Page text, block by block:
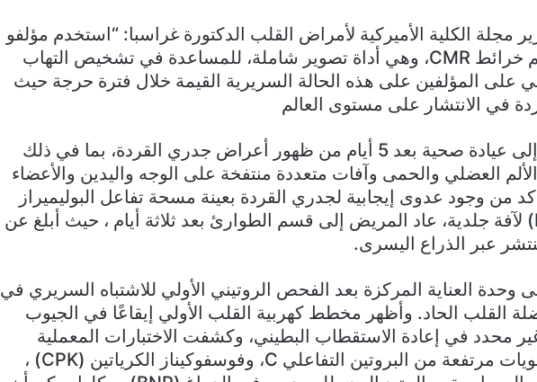
مجلة الكلية الأميركية لأمراض القلب الدكتورة غراسبا: “استخدم مؤلفو
هذه الدراسة رسم خرائط CMR، وهي أداة تصوير شاملة، للمساعدة في تشخيص التهاب
على المؤلفين على هذه الحالة السريرية القيمة خلال فترة حرجة حيث
في الانتشار على مستوى العالم
وقدمت المريض إلى عيادة صحية بعد 5 أيام من ظهور أعراض جدري القردة، بما في ذلك
العضلي والحمى وآفات متعددة منتفخة على الوجه واليدين والأعضاء
من وجود عدوى إيجابية لجدري القردة بعينة مسحة تفاعل البوليميراز
المتسلسل (PCR) لآفة جلدية، عاد المريض إلى قسم الطوارئ بعد ثلاثة أيام ، حيث أبلغ عن
عبر الذراع اليسرى.
وحدة العناية المركزة بعد الفحص الروتيني الأولي للاشتباه السريري في
القلب الحاد. وأظهر مخطط كهربية القلب الأولي إيقاعًا في الجيوب
محدد في إعادة الاستقطاب البطيني، وكشفت الاختبارات المعملية
الروتينية عن مستويات مرتفعة من البروتين التفاعلي C، وفوسفوكيناز الكرياتين (CPK) ،